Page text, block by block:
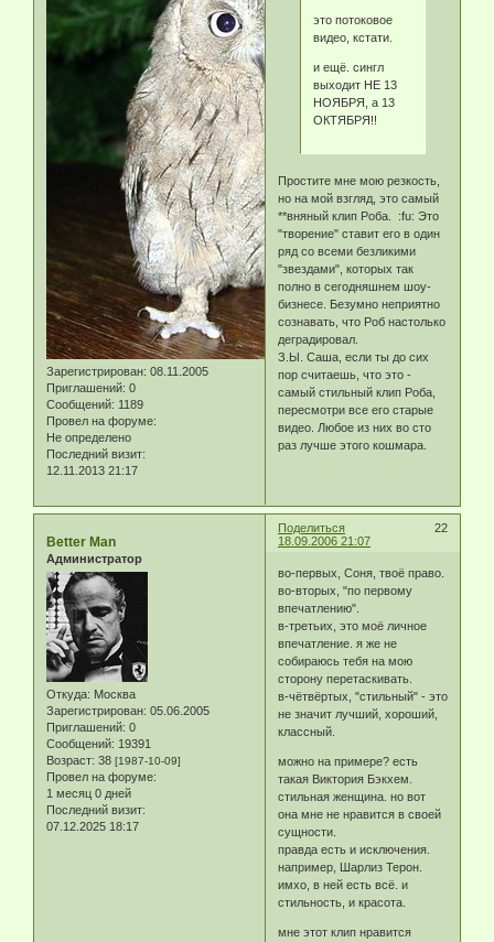
Зарегистрирован: 08.11.2005
Приглашений: 0
Сообщений: 1189
Провел на форуме:
Не определено
Последний визит:
12.11.2013 21:17
это потоковое
видео, кстати.
и ещё. сингл
выходит НЕ 13
НОЯБРЯ, а 13
ОКТЯБРЯ!!
Простите мне мою резкость,
но на мой взгляд, это самый
**вняный клип Роба. :fu: Это
"творение" ставит его в один
ряд со всеми безликими
"звездами", которых так
полно в сегодняшнем шоу-
бизнесе. Безумно неприятно
сознавать, что Роб настолько
деградировал.
З.Ы. Саша, если ты до сих
пор считаешь, что это -
самый стильный клип Роба,
пересмотри все его старые
видео. Любое из них во сто
раз лучше этого кошмара.
Поделиться
22
18.09.2006 21:07
Better Man
Администратор
Откуда: Москва
Зарегистрирован: 05.06.2005
Приглашений: 0
Сообщений: 19391
Возраст: 38 [1987-10-09]
Провел на форуме:
1 месяц 0 дней
Последний визит:
07.12.2025 18:17
во-первых, Соня, твоё право.
во-вторых, "по первому
впечатлению".
в-третьих, это моё личное
впечатление. я же не
собираюсь тебя на мою
сторону перетаскивать.
в-чётвёртых, "стильный" - это
не значит лучший, хороший,
классный.
можно на примере? есть
такая Виктория Бэкхем.
стильная женщина. но вот
она мне не нравится в своей
сущности.
правда есть и исключения.
например, Шарлиз Терон.
имхо, в ней есть всё. и
стильность, и красота.
мне этот клип нравится